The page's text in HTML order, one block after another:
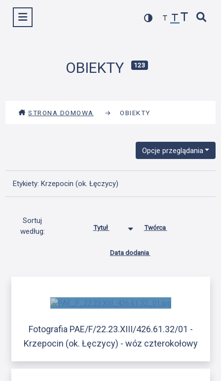
Wyświetl menu
OBIEKTY 123
STRONA DOMOWA → OBIEKTY
Opcje przeglądania
Etykiety: Krzepocin (ok. Łęczycy)
Sortuj
według:
Tytuł Twórca
Data dodania
Fotografia PAE/F/22.23.XIII/426.61.32/01 -
Krzepocin (ok. Łęczycy) - wóz czterokołowy